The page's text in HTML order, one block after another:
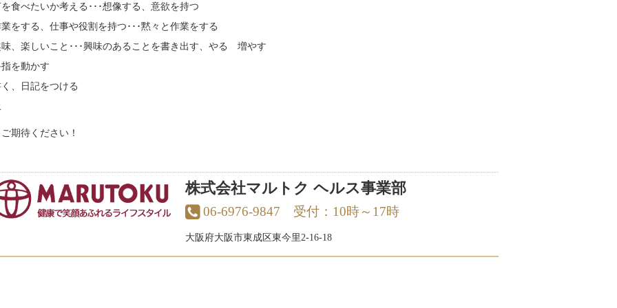
食べたいか考える･･･想像する、意欲を持つ
をする、仕事や役割を持つ･･･黙々と作業をする
、楽しいこと･･･興味のあることを書き出す、やる 増やす
を動かす
、日記をつける
期待ください！
株式会社マルトク ヘルス事業部
06-6976-9847 受付：10時～17時
大阪府大阪市東成区東今里2-16-18